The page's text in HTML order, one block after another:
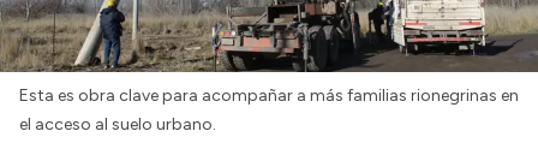
Esta es obra clave para acompañar a más familias rionegrinas en
el acceso al suelo urbano.